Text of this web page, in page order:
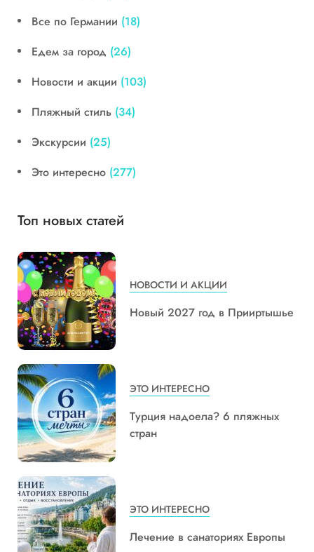
Все по Германии (18)
Едем за город (26)
Новости и акции (103)
Пляжный стиль (34)
Экскурсии (25)
Это интересно (277)
Топ новых статей
НОВОСТИ И АКЦИИ
Новый 2027 год в Прииртышье
ЭТО ИНТЕРЕСНО
Турция надоела? 6 пляжных
стран
ЭТО ИНТЕРЕСНО
Лечение в санаториях Европы